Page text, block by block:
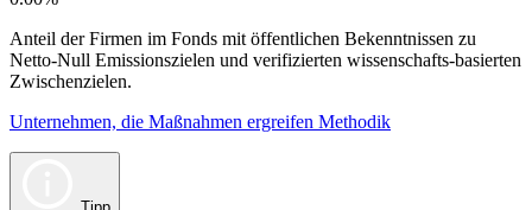
Anteil der Firmen im Fonds mit öffentlichen Bekenntnissen zu
Netto-Null Emissionszielen und verifizierten wissenschafts-basierten
Zwischenzielen.
Unternehmen, die Maßnahmen ergreifen Methodik